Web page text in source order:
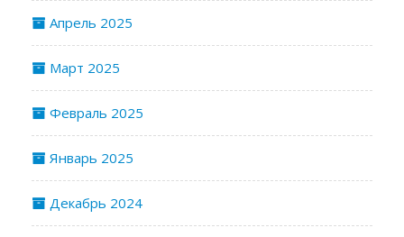
Апрель 2025
Март 2025
Февраль 2025
Январь 2025
Декабрь 2024